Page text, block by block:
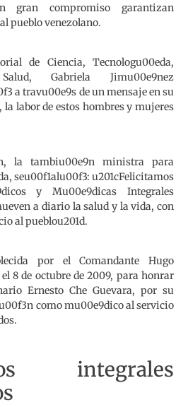
gran compromiso garantizan
pueblo venezolano.
de Ciencia, Tecnologu00eda,
Gabriela Jimu00e9nez
a travu00e9s de un mensaje en su
la labor de estos hombres y mujeres
la tambiu00e9n ministra para
seu00f1alu00f3: u201cFelicitamos
y Mu00e9dicas Integrales
a diario la salud y la vida, con
al pueblou201d.
por el Comandante Hugo
8 de octubre de 2009, para honrar
Ernesto Che Guevara, por su
como mu00e9dico al servicio
integrales